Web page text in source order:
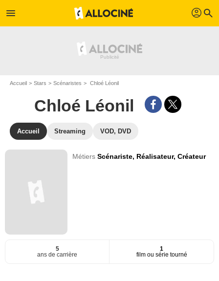
menu profil search
Accueil Stars Scénaristes Chloé Léonil
Chloé Léonil
Accueil Streaming VOD, DVD
MétiersScénariste, Réalisateur,Créateur
5
ans de carrière
1
film ou série tourné